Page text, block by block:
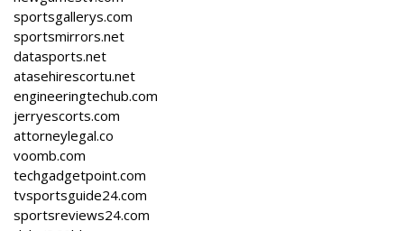
sportsgallerys.com
sportsmirrors.net
datasports.net
atasehirescortu.net
engineeringtechub.com
jerryescorts.com
attorneylegal.co
voomb.com
techgadgetpoint.com
tvsportsguide24.com
sportsreviews24.com